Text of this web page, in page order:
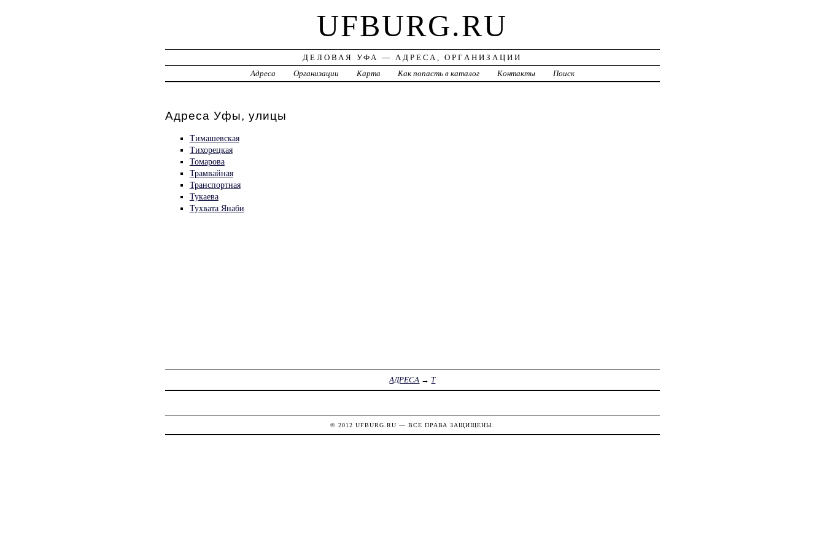
UFBURG.RU
ДЕЛОВАЯ УФА — АДРЕСА, ОРГАНИЗАЦИИ
Адреса
Организации Карта Как попасть в каталог Контакты Поиск
Адреса Уфы, улицы
Тимашевская
Тихорецкая
Томарова
Трамвайная
Транспортная
Тукаева
Тухвата Янаби
АДРЕСА → Т
© 2012 UFBURG.RU — ВСЕ ПРАВА ЗАЩИЩЕНЫ.